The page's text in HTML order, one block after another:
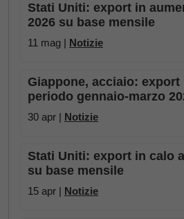
Stati Uniti: export in
2026 su base mensile
11 mag | Notizie
Giappone, acciaio: export
periodo gennaio-marzo
30 apr | Notizie
Stati Uniti: export in calo
su base mensile
15 apr | Notizie